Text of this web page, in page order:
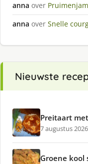
anna over
anna over Snelle
Nieuwste
Preitaart
7 augustus 2026
Groene kool